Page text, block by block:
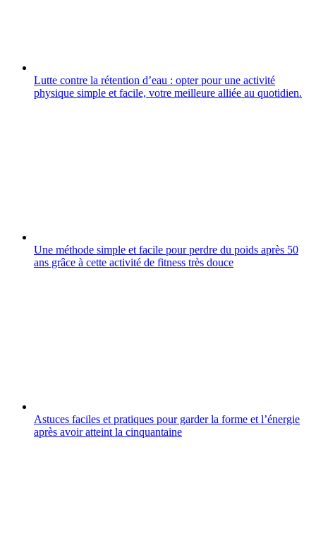
Lutte contre la rétention d’eau : opter pour une activité
physique simple et facile, votre meilleure alliée au quotidien.
Une méthode simple et facile pour perdre du poids après 50
ans grâce à cette activité de fitness très douce
Astuces faciles et pratiques pour garder la forme et l’énergie
après avoir atteint la cinquantaine